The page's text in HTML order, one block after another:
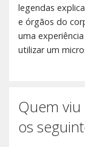
legendas
e órgãos do
uma
utilizar um
Quem
os